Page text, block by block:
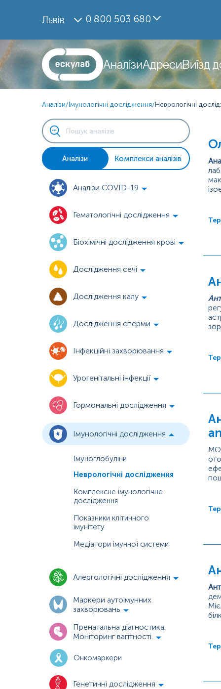
Львів 0 800 503 680
АналізиАдресиВиїзд
Аналізи/Імунологічні дослідження/Неврологічні
Аналізи Комплекси аналізів
Аналізи COVID-19
Гематологічні дослідження
Біохімічні дослідження крові
Дослідження сечі
Дослідження калу
Дослідження сперми
Інфекційні захворювання
Урогенітальні інфекції
Гормональні дослідження
Імунологічні дослідження
Імуноглобуліни
Неврологічні дослідження
Комплексне імунологічне
дослідження
Показники клітинного
імунітету
Медіатори імунної системи
Алергологічні дослідження
Маркери аутоімунних
захворювань
Пренатальна діагностика.
Моніторинг вагітності.
Онкомаркери
Генетичні дослідження